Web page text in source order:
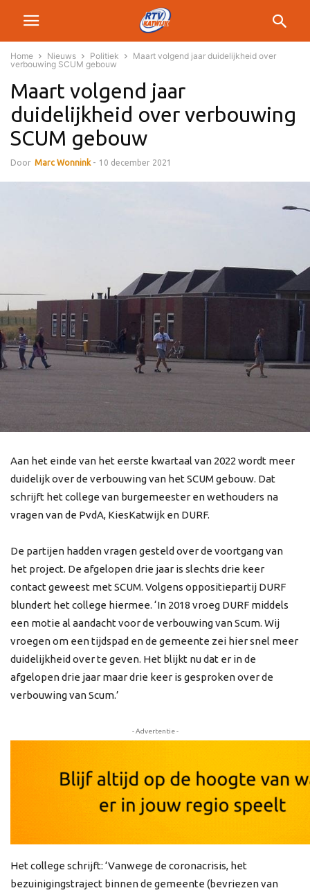
Home Nieuws Politiek
Maart volgend jaar duidelijkheid over
verbouwing SCUM gebouw
Maart volgend jaar
duidelijkheid over verbouwing
SCUM gebouw
Door Marc Wonnink - 10 december 2021
Aan het einde van het eerste kwartaal van 2022 wordt meer
duidelijk over de verbouwing van het SCUM gebouw. Dat
schrijft het college van burgemeester en wethouders na
vragen van de PvdA, KiesKatwijk en DURF.
De partijen hadden vragen gesteld over de voortgang van
het project. De afgelopen drie jaar is slechts drie keer
contact geweest met SCUM. Volgens oppositiepartij DURF
blundert het college hiermee. ‘In 2018 vroeg DURF middels
een motie al aandacht voor de verbouwing van Scum. Wij
vroegen om een tijdspad en de gemeente zei hier snel meer
duidelijkheid over te geven. Het blijkt nu dat er in de
afgelopen drie jaar maar drie keer is gesproken over de
verbouwing van Scum.’
- Advertentie -
Het college schrijft: ‘Vanwege de coronacrisis, het
bezuinigingstraject binnen de gemeente (bevriezen van